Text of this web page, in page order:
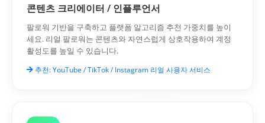
콘텐츠 크리에이터 / 인플루언서
팔로워 기반을 구축하고 플랫폼 알고리즘 추천 가중치를 높이
세요. 리얼 팔로워는 콘텐츠와 자연스럽게 상호작용하여 계정
활성도를 높일 수 있습니다.
추천: YouTube / TikTok / Instagram 리얼 사용자 서비스